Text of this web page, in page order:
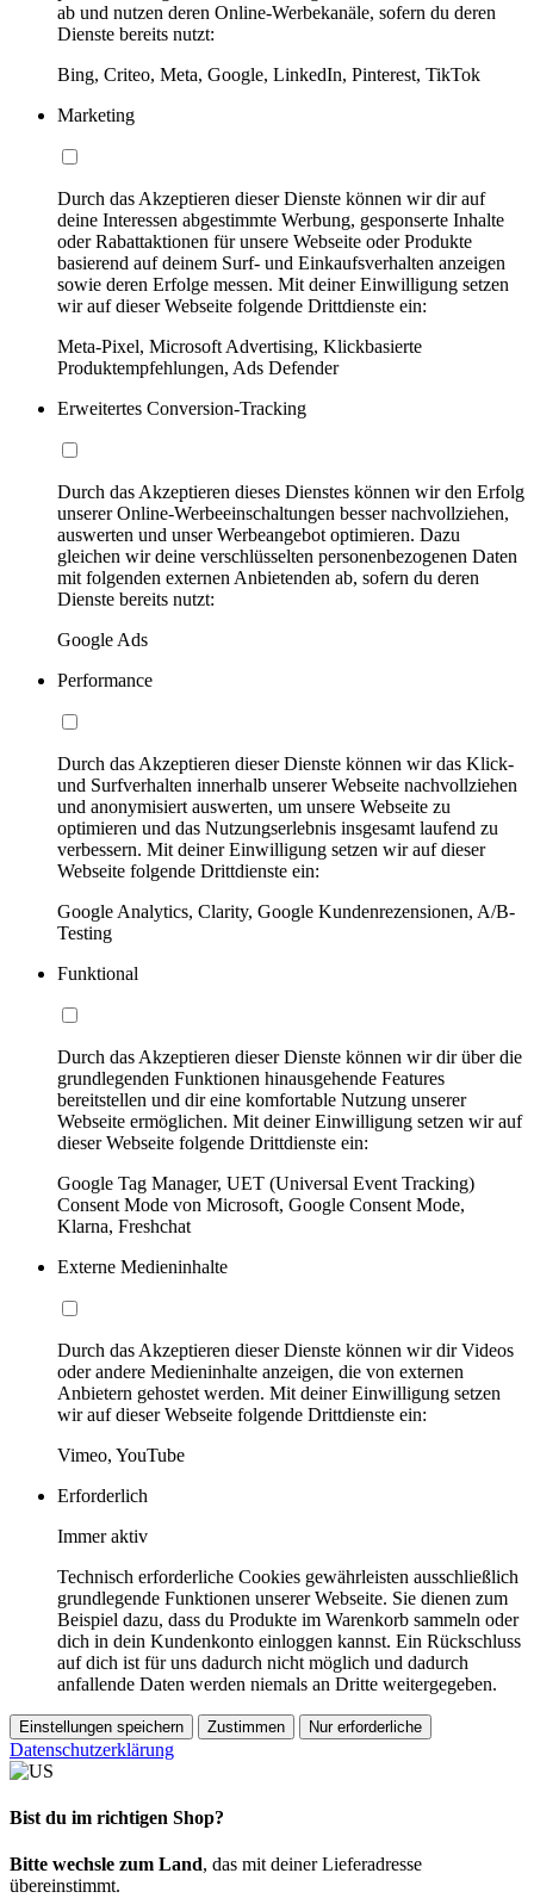
ab und nutzen deren Online-Werbekanäle, sofern du deren
Dienste bereits nutzt:
Bing, Criteo, Meta, Google, LinkedIn, Pinterest, TikTok
Marketing
Durch das Akzeptieren dieser Dienste können wir dir auf
deine Interessen abgestimmte Werbung, gesponserte Inhalte
oder Rabattaktionen für unsere Webseite oder Produkte
basierend auf deinem Surf- und Einkaufsverhalten anzeigen
sowie deren Erfolge messen. Mit deiner Einwilligung setzen
wir auf dieser Webseite folgende Drittdienste ein:
Meta-Pixel, Microsoft Advertising, Klickbasierte
Produktempfehlungen, Ads Defender
Erweitertes Conversion-Tracking
Durch das Akzeptieren dieses Dienstes können wir den Erfolg
unserer Online-Werbeeinschaltungen besser nachvollziehen,
auswerten und unser Werbeangebot optimieren. Dazu
gleichen wir deine verschlüsselten personenbezogenen Daten
mit folgenden externen Anbietenden ab, sofern du deren
Dienste bereits nutzt:
Google Ads
Performance
Durch das Akzeptieren dieser Dienste können wir das Klick-
und Surfverhalten innerhalb unserer Webseite nachvollziehen
und anonymisiert auswerten, um unsere Webseite zu
optimieren und das Nutzungserlebnis insgesamt laufend zu
verbessern. Mit deiner Einwilligung setzen wir auf dieser
Webseite folgende Drittdienste ein:
Google Analytics, Clarity, Google Kundenrezensionen, A/B-
Testing
Funktional
Durch das Akzeptieren dieser Dienste können wir dir über die
grundlegenden Funktionen hinausgehende Features
bereitstellen und dir eine komfortable Nutzung unserer
Webseite ermöglichen. Mit deiner Einwilligung setzen wir auf
dieser Webseite folgende Drittdienste ein:
Google Tag Manager, UET (Universal Event Tracking)
Consent Mode von Microsoft, Google Consent Mode,
Klarna, Freshchat
Externe Medieninhalte
Durch das Akzeptieren dieser Dienste können wir dir Videos
oder andere Medieninhalte anzeigen, die von externen
Anbietern gehostet werden. Mit deiner Einwilligung setzen
wir auf dieser Webseite folgende Drittdienste ein:
Vimeo, YouTube
Erforderlich
Immer aktiv
Technisch erforderliche Cookies gewährleisten ausschließlich
grundlegende Funktionen unserer Webseite. Sie dienen zum
Beispiel dazu, dass du Produkte im Warenkorb sammeln oder
dich in dein Kundenkonto einloggen kannst. Ein Rückschluss
auf dich ist für uns dadurch nicht möglich und dadurch
anfallende Daten werden niemals an Dritte weitergegeben.
Einstellungen speichern Zustimmen Nur erforderliche
Datenschutzerklärung
Bist du im richtigen Shop?
Bitte wechsle zum Land, das mit deiner Lieferadresse
übereinstimmt.